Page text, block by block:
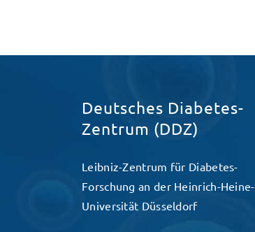
Deutsches Diabetes-
Zentrum (DDZ)
Leibniz-Zentrum für Diabetes-
Forschung an der Heinrich-Heine-
Universität Düsseldorf